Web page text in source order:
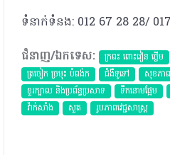
ទំនាក់ទំនង: 012 67 28 28/
ជំនាញ/ឯកទេស:
ក្រពះ ពោះវៀន ថ្លើម
ត្រចៀក ច្រមុះ បំពង់ក
ជំងឺទូទៅ សុខភាព
ខួរក្បាល និងប្រព័ន្ធប្រសាទ
ទឹកនោមផ្អែម
វ៉ាក់សាំង
សួត ​រូបភាពវេជ្ជសាស្រ្ត